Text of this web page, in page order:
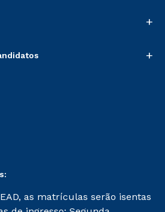
+
+
as matrículas serão isentas